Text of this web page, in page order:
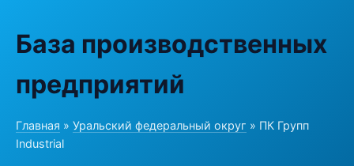
База производственных
предприятий
Главная » Уральский федеральный округ » ПК Групп
Industrial